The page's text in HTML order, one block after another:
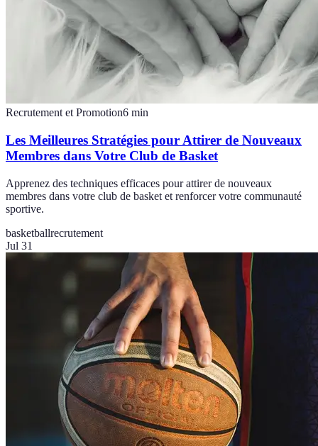
Recrutement et Promotion6 min
Les Meilleures Stratégies pour Attirer de Nouveaux
Membres dans Votre Club de Basket
Apprenez des techniques efficaces pour attirer de nouveaux
membres dans votre club de basket et renforcer votre communauté
sportive.
basketballrecrutement
Jul 31